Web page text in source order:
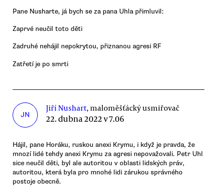
Pane Nusharte, já bych se za pana Uhla přimluvil:
Zaprvé neučil toto děti
Zadruhé nehájil nepokrytou, přiznanou agresi RF
Zatřetí je po smrti
JN
Jiří Nushart, maloměšťácký usmiřovač
22. dubna 2022 v 7.06
Hájil, pane Horáku, ruskou anexi Krymu, i když je pravda, že
mnozí lidé tehdy anexi Krymu za agresi nepovažovali. Petr Uhl
sice neučil děti, byl ale autoritou v oblasti lidských práv,
autoritou, která byla pro mnohé lidi zárukou správného
postoje obecně.